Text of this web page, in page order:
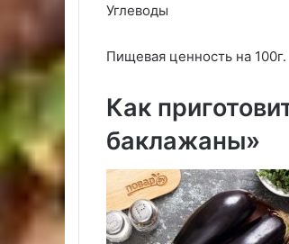
Углеводы
Пищевая ценность на 100г.
Как
баклажаны»